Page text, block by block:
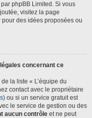
phpBB Limited. Si vous
visitez la page
des idées proposées ou
concernant ce
la liste « L’équipe du
contact avec le propriétaire
) ou si un service gratuit est
le service de gestion ou des
aucun contrôle et ne peut